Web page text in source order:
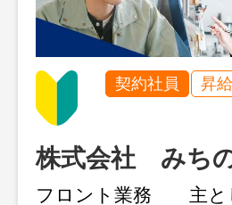
契約社員 昇
株式会社 みち
フロント業務 主と